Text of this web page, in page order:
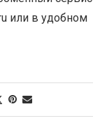
или в удобном